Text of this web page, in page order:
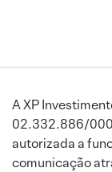
A XP
02.332.886/
autorizada a
comunicação